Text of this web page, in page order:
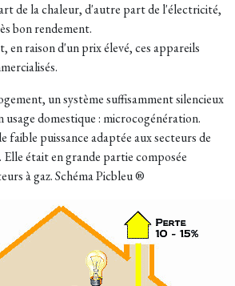
de la chaleur, d'autre part de l'électricité,
bon rendement.
en raison d'un prix élevé, ces appareils
un système suffisamment silencieux
domestique : microcogénération.
faible puissance adaptée aux secteurs de
était en grande partie composée
à gaz. Schéma Picbleu ®